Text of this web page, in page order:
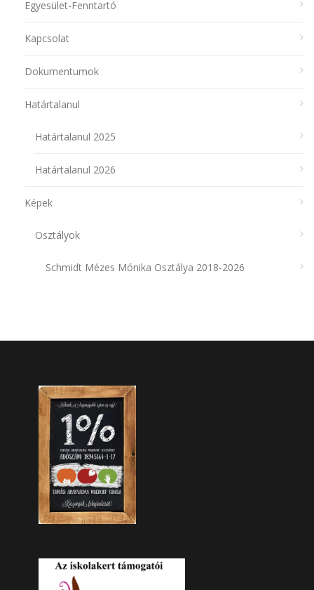
Egyesület-Fenntartó
Kapcsolat
Dokumentumok
Határtalanul
Határtalanul 2025
Határtalanul 2026
Képek
Osztályok
Schmidt Mézes Mónika Osztálya 2018-2026